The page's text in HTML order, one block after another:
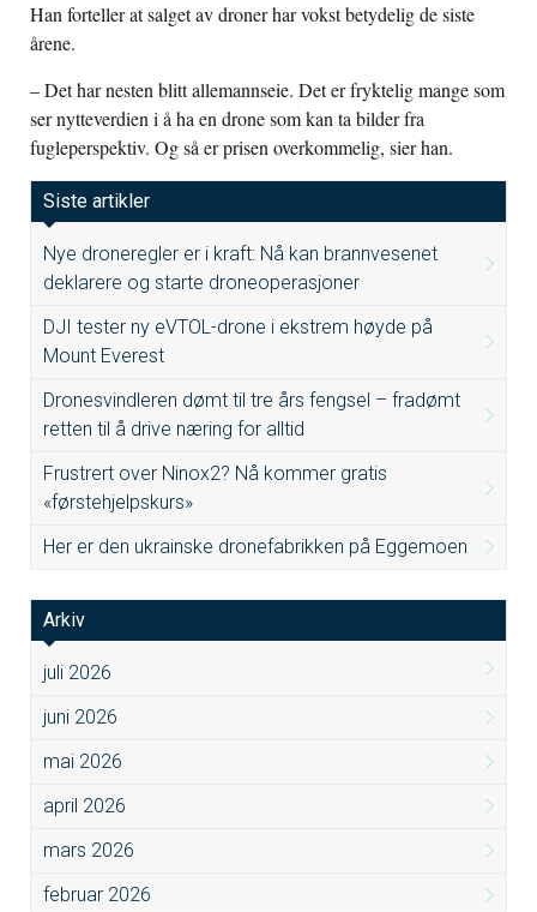
Han forteller at salget av droner har vokst betydelig de siste
årene.
– Det har nesten blitt allemannseie. Det er fryktelig mange som
ser nytteverdien i å ha en drone som kan ta bilder fra
fugleperspektiv. Og så er prisen overkommelig, sier han.
Siste artikler
Nye droneregler er i kraft: Nå kan brannvesenet
deklarere og starte droneoperasjoner
DJI tester ny eVTOL-drone i ekstrem høyde på
Mount Everest
Dronesvindleren dømt til tre års fengsel – fradømt
retten til å drive næring for alltid
Frustrert over Ninox2? Nå kommer gratis
«førstehjelpskurs»
Her er den ukrainske dronefabrikken på Eggemoen
Arkiv
juli 2026
juni 2026
mai 2026
april 2026
mars 2026
februar 2026